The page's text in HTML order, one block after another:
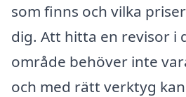
som finns och vilka
dig. Att hitta en revisor i
område behöver inte
och med rätt verktyg